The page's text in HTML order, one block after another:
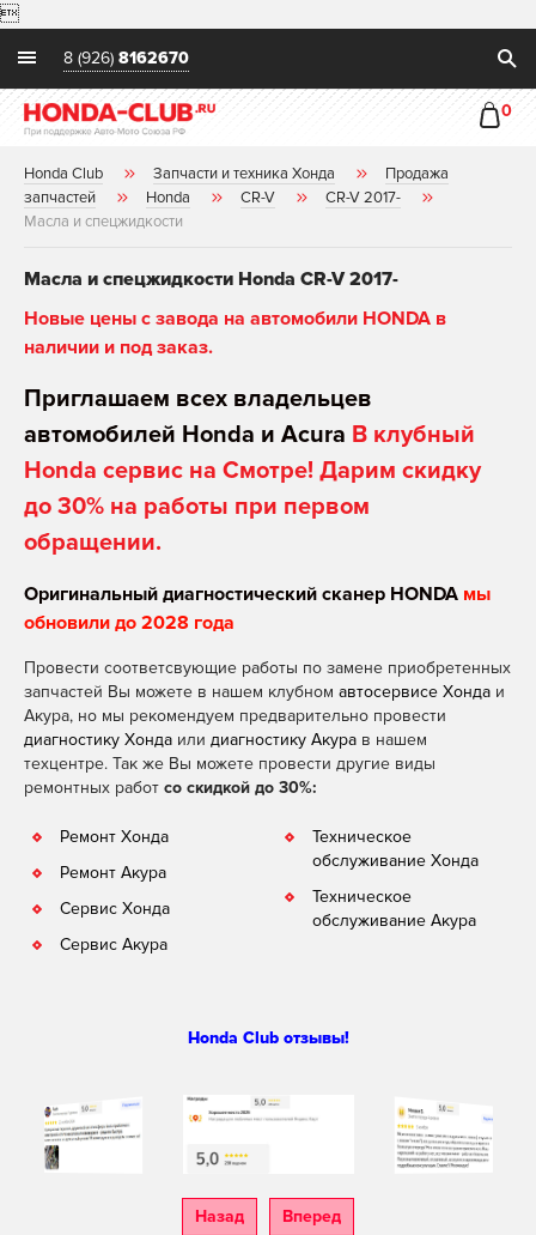

8 (926) 8162670
0
Honda Club Запчасти и техника Хонда
Продажа
запчастей
Honda CR-V
CR-V 2017-
Масла и спецжидкости
Масла и спецжидкости Honda CR-V 2017-
Новые цены с завода на автомобили HONDA в
наличии и под заказ.
Приглашаем всех владельцев
автомобилей Honda и Acura В клубный
Honda сервис на Смотре! Дарим скидку
до 30% на работы при первом
обращении.
Оригинальный диагностический сканер HONDA мы
обновили до 2028 года
Провести соответсвующие работы по замене приобретенных
запчастей Вы можете в нашем клубном автосервисе Хонда и
Акура, но мы рекомендуем предварительно провести
диагностику Хонда или диагностику Акура в нашем
техцентре. Так же Вы можете провести другие виды
ремонтных работ со скидкой до 30%:
Ремонт Хонда
Ремонт Акура
Сервис Хонда
Сервис Акура
Техническое
обслуживание Хонда
Техническое
обслуживание Акура
Honda Club отзывы!
Назад Вперед